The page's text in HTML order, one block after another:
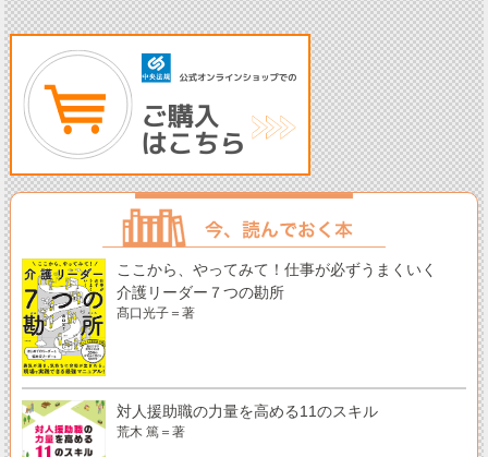
ここから、やってみて！仕事が必ずうまくいく
介護リーダー７つの勘所
髙口光子＝著
対人援助職の力量を高める11のスキル
荒木 篤＝著